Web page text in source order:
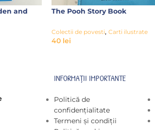
and
The Pooh Story Book
Colectii de povesti, Carti ilustrate
40 lei
INFORMAȚII IMPORTANTE
Politică de
confidențialitate
Termeni și condiții